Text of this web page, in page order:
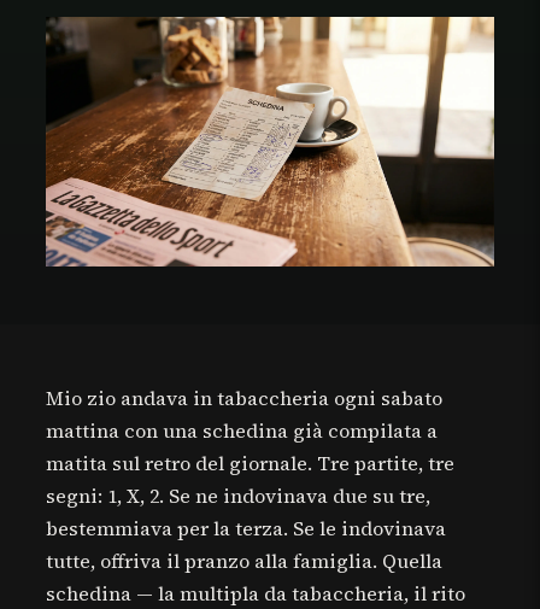
Mio zio andava in tabaccheria ogni sabato
mattina con una schedina già compilata a
matita sul retro del giornale. Tre partite, tre
segni: 1, X, 2. Se ne indovinava due su tre,
bestemmiava per la terza. Se le indovinava
tutte, offriva il pranzo alla famiglia. Quella
schedina — la multipla da tabaccheria, il rito